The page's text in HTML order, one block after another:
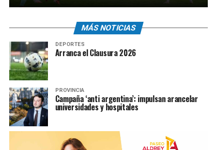
MÁS NOTICIAS
DEPORTES
Arranca el Clausura 2026
PROVINCIA
Campaña ‘anti argentina’: impulsan arancelar
universidades y hospitales